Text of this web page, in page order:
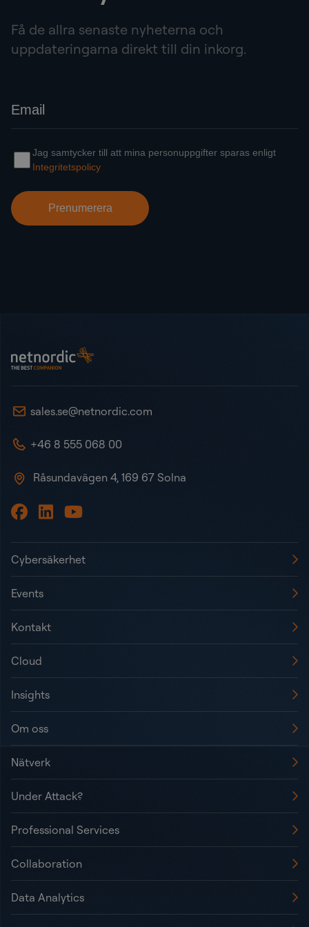
Få de allra senaste nyheterna och
uppdateringarna direkt till din inkorg.
NetNordic Sweden
sales.se@netnordic.com
+46 8 555 068 00
Råsundavägen 4, 169 67 Solna
Cybersäkerhet
Events
Kontakt
Cloud
Insights
Om oss
Nätverk
Under Attack?
Professional Services
Collaboration
Data Analytics